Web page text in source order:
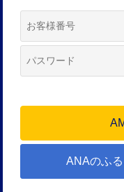
ANAのふ